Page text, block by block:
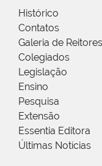
Histórico
Contatos
Galeria de Reitores
Colegiados
Legislação
Ensino
Pesquisa
Extensão
Essentia Editora
Últimas Notícias